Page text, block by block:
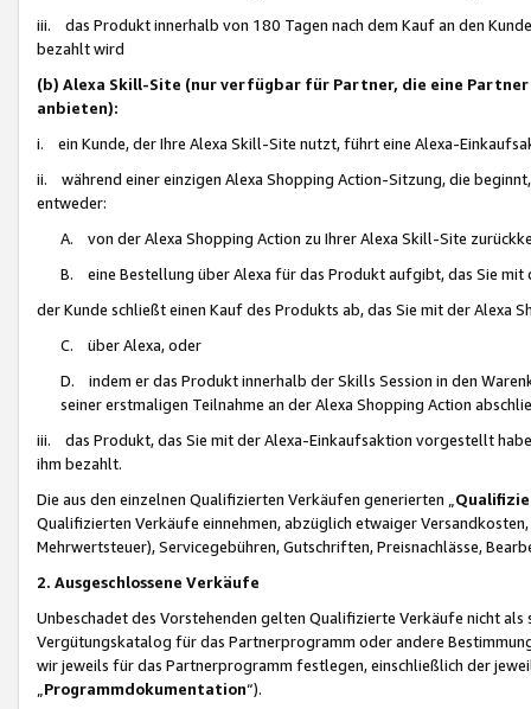
iii. das Produkt innerhalb von 180 Tagen nach dem Kauf an den
bezahlt wird
(b) Alexa Skill-Site (nur verfügbar für Partner, die eine
anbieten):
i. ein Kunde, der Ihre Alexa Skill-Site nutzt, führt eine Alexa-
ii. während einer einzigen Alexa Shopping Action-Sitzung, die
entweder:
A. von der Alexa Shopping Action zu Ihrer Alexa Skill-Site
B. eine Bestellung über Alexa für das Produkt aufgibt, das Sie mit
der Kunde schließt einen Kauf des Produkts ab, das Sie mit der Alexa
C. über Alexa, oder
D. indem er das Produkt innerhalb der Skills Session in den
seiner erstmaligen Teilnahme an der Alexa Shopping Action
iii. das Produkt, das Sie mit der Alexa-Einkaufsaktion vorgestellt
ihm bezahlt.
Die aus den einzelnen Qualifizierten Verkäufen generierten „
Qualifizierten Verkäufe einnehmen, abzüglich etwaiger
Mehrwertsteuer), Servicegebühren, Gutschriften, Preisnachlässe,
2. Ausgeschlossene Verkäufe
Unbeschadet des Vorstehenden gelten Qualifizierte Verkäufe nicht
Vergütungskatalog für das Partnerprogramm oder andere
wir jeweils für das Partnerprogramm festlegen, einschließlich der
Programmdokumentation“).